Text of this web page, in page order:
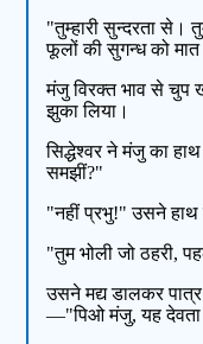
"तुम्हारी सुन्दरता से।
फूलों की सुगन्ध को
मंजु विरक्त भाव से
झुका लिया।
सिद्धेश्वर ने मंजु का
समझीं?"
"नहीं प्रभु!" उसने हाथ
"तुम भोली जो ठहरी,
उसने मद्य डालकर
—"पिओ मंजु, यह देवता